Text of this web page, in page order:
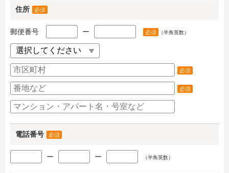
住所 必須
郵便番号 ー 必須 （半角英数）
必須
必須
電話番号 必須
ー ー （半角英数）